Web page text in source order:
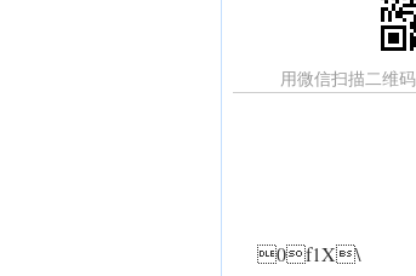
用微信扫描二维
0f1X\